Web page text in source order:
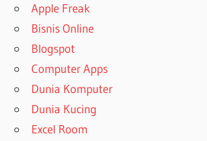
Apple Freak
Bisnis Online
Blogspot
Computer Apps
Dunia Komputer
Dunia Kucing
Excel Room